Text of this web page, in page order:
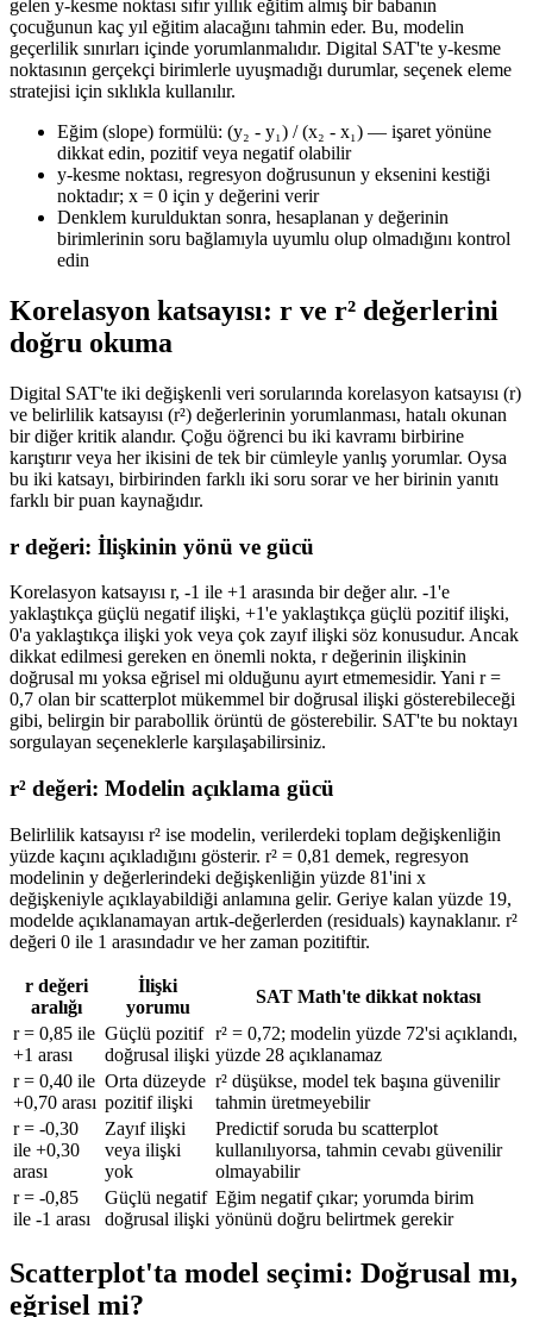
gelen y-kesme noktası sıfır yıllık eğitim almış bir babanın
çocuğunun kaç yıl eğitim alacağını tahmin eder. Bu, modelin
geçerlilik sınırları içinde yorumlanmalıdır. Digital SAT'te y-kesme
noktasının gerçekçi birimlerle uyuşmadığı durumlar, seçenek eleme
stratejisi için sıklıkla kullanılır.
Eğim (slope) formülü: (y₂ - y₁) / (x₂ - x₁) — işaret yönüne
dikkat edin, pozitif veya negatif olabilir
y-kesme noktası, regresyon doğrusunun y eksenini kestiği
noktadır; x = 0 için y değerini verir
Denklem kurulduktan sonra, hesaplanan y değerinin
birimlerinin soru bağlamıyla uyumlu olup olmadığını kontrol
edin
Korelasyon katsayısı: r ve r² değerlerini
doğru okuma
Digital SAT'te iki değişkenli veri sorularında korelasyon katsayısı (r)
ve belirlilik katsayısı (r²) değerlerinin yorumlanması, hatalı okunan
bir diğer kritik alandır. Çoğu öğrenci bu iki kavramı birbirine
karıştırır veya her ikisini de tek bir cümleyle yanlış yorumlar. Oysa
bu iki katsayı, birbirinden farklı iki soru sorar ve her birinin yanıtı
farklı bir puan kaynağıdır.
r değeri: İlişkinin yönü ve gücü
Korelasyon katsayısı r, -1 ile +1 arasında bir değer alır. -1'e
yaklaştıkça güçlü negatif ilişki, +1'e yaklaştıkça güçlü pozitif ilişki,
0'a yaklaştıkça ilişki yok veya çok zayıf ilişki söz konusudur. Ancak
dikkat edilmesi gereken en önemli nokta, r değerinin ilişkinin
doğrusal mı yoksa eğrisel mi olduğunu ayırt etmemesidir. Yani r =
0,7 olan bir scatterplot mükemmel bir doğrusal ilişki gösterebileceği
gibi, belirgin bir parabollik örüntü de gösterebilir. SAT'te bu noktayı
sorgulayan seçeneklerle karşılaşabilirsiniz.
r² değeri: Modelin açıklama gücü
Belirlilik katsayısı r² ise modelin, verilerdeki toplam değişkenliğin
yüzde kaçını açıkladığını gösterir. r² = 0,81 demek, regresyon
modelinin y değerlerindeki değişkenliğin yüzde 81'ini x
değişkeniyle açıklayabildiği anlamına gelir. Geriye kalan yüzde 19,
modelde açıklanamayan artık-değerlerden (residuals) kaynaklanır. r²
değeri 0 ile 1 arasındadır ve her zaman pozitiftir.
r değeri
aralığı
İlişki
yorumu
SAT Math'te dikkat noktası
r = 0,85 ile
+1 arası
Güçlü pozitif
doğrusal ilişki
r² = 0,72; modelin yüzde 72'si açıklandı,
yüzde 28 açıklanamaz
r = 0,40 ile
+0,70 arası
Orta düzeyde
pozitif ilişki
r² düşükse, model tek başına güvenilir
tahmin üretmeyebilir
r = -0,30
ile +0,30
arası
Zayıf ilişki
veya ilişki
yok
Predictif soruda bu scatterplot
kullanılıyorsa, tahmin cevabı güvenilir
olmayabilir
r = -0,85
ile -1 arası
Güçlü negatif
doğrusal ilişki
Eğim negatif çıkar; yorumda birim
yönünü doğru belirtmek gerekir
Scatterplot'ta model seçimi: Doğrusal mı,
eğrisel mi?